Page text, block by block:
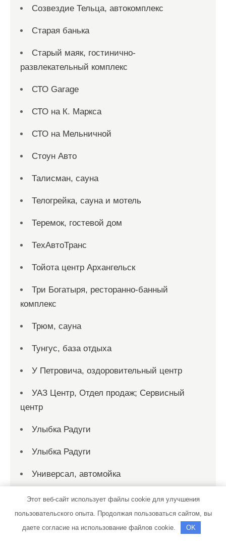
Созвездие Тельца, автокомплекс
Старая банька
Старый маяк, гостинично-
развлекательный комплекс
СТО Garage
СТО на К. Маркса
СТО на Мельничной
Стоун Авто
Талисман, сауна
Телогрейка, сауна и мотель
Теремок, гостевой дом
ТехАвтоТранс
Тойота центр Архангельск
Три Богатыря, ресторанно-банный
комплекс
Трюм, сауна
Тунгус, база отдыха
У Петровича, оздоровительный центр
УАЗ Центр, Отдел продаж; Сервисный
центр
Улыбка Радуги
Улыбка Радуги
Универсал, автомойка
УЮТКОМПАНИЯ, сеть магазинов дверей
Феникс, сауна
Этот веб-сайт использует файлы cookie для улучшения
пользовательского опыта. Продолжая пользоваться сайтом, вы
даете согласие на использование файлов cookie.
OK